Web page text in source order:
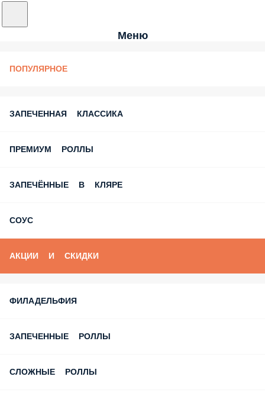
Меню
ПОПУЛЯРНОЕ
ЗАПЕЧЕННАЯ КЛАССИКА
ПРЕМИУМ РОЛЛЫ
ЗАПЕЧЁННЫЕ В КЛЯРЕ
СОУС
АКЦИИ И СКИДКИ
ФИЛАДЕЛЬФИЯ
ЗАПЕЧЕННЫЕ РОЛЛЫ
СЛОЖНЫЕ РОЛЛЫ